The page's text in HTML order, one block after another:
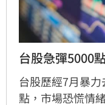
台股急彈5000
台股歷經7月暴
點，市場恐慌情